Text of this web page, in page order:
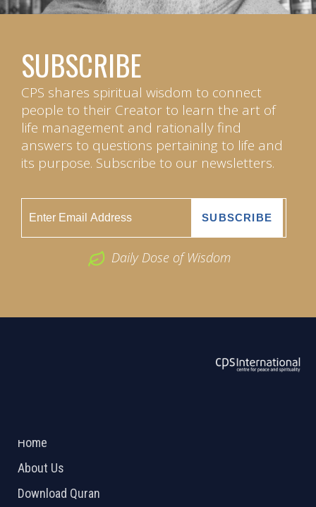
SUBSCRIBE
CPS shares spiritual wisdom to connect
people to their Creator to learn the art of
life management and rationally find
answers to questions pertaining to life and
its purpose. Subscribe to our newsletters.
Daily Dose of Wisdom
Home
About Us
Download Quran